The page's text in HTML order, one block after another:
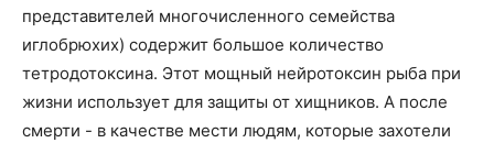
представителей многочисленного семейства
иглобрюхих) содержит большое количество
тетродотоксина. Этот мощный нейротоксин рыба при
жизни использует для защиты от хищников. А после
смерти - в качестве мести людям, которые захотели